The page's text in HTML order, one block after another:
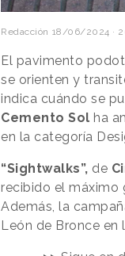
Redacción 18/06/2024 ·
El pavimento
se orienten y
indica cuándo se
Cemento Sol ha
en la categoría
“Sightwalks”, de
recibido el máximo
Además, la
León de Bronce en